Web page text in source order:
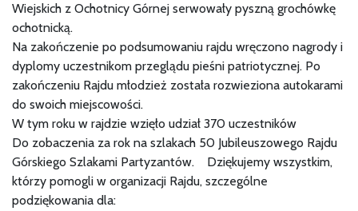
Wiejskich z Ochotnicy Górnej serwowały pyszną grochówkę
ochotnicką.
Na zakończenie po podsumowaniu rajdu wręczono nagrody i
dyplomy uczestnikom przeglądu pieśni patriotycznej. Po
zakończeniu Rajdu młodzież została rozwieziona autokarami
do swoich miejscowości.
W tym roku w rajdzie wzięło udział 370 uczestników
Do zobaczenia za rok na szlakach 50 Jubileuszowego Rajdu
Górskiego Szlakami Partyzantów. Dziękujemy wszystkim,
którzy pomogli w organizacji Rajdu, szczególne
podziękowania dla: